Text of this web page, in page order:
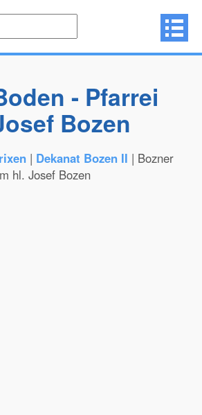
- Pfarrei
Bozen
| Dekanat Bozen II | Bozner
hl. Josef Bozen